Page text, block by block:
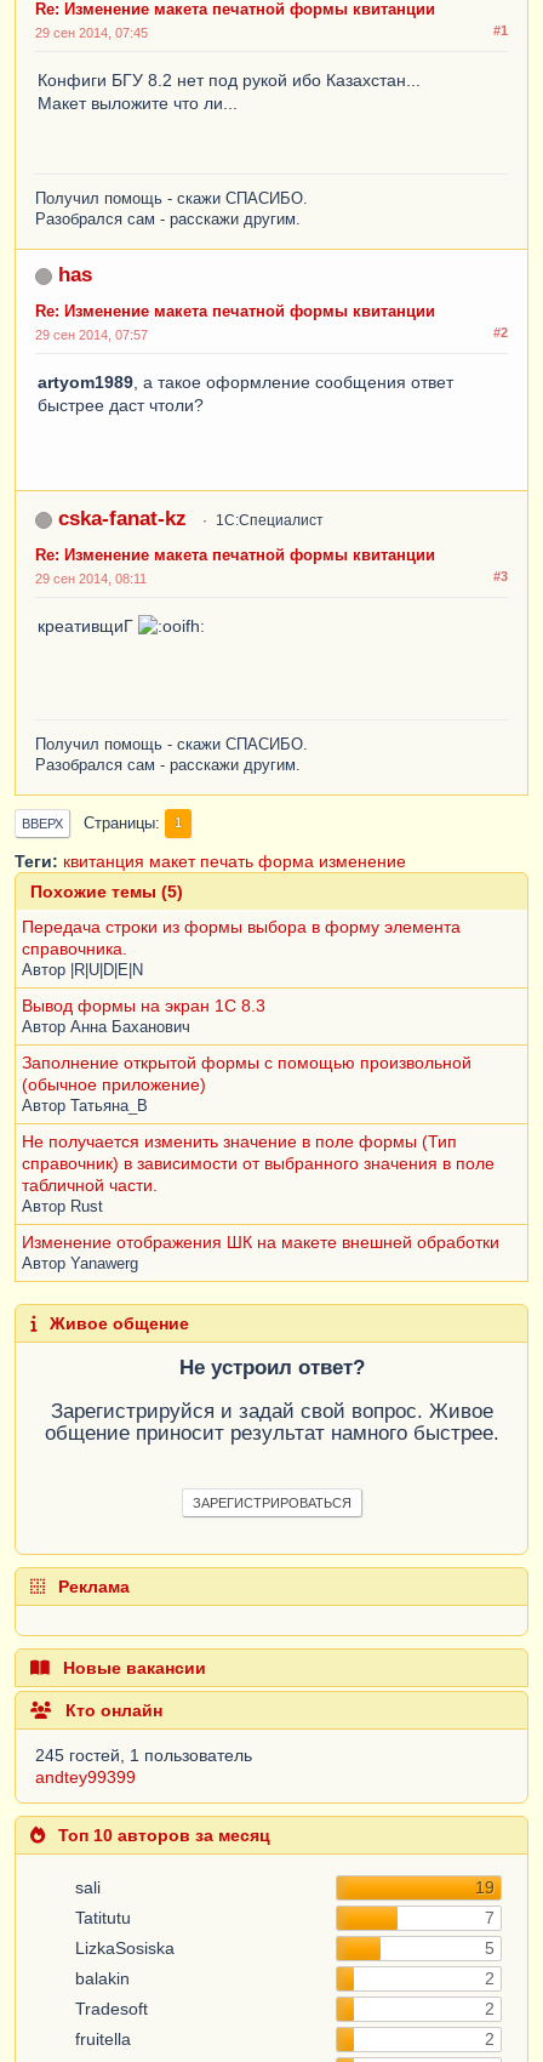
Re: Изменение макета печатной формы квитанции
#1
29 сен 2014, 07:45
Конфиги БГУ 8.2 нет под рукой ибо Казахстан...
Макет выложите что ли...
Получил помощь - скажи СПАСИБО.
Разобрался сам - расскажи другим.
has
Re: Изменение макета печатной формы квитанции
#2
29 сен 2014, 07:57
artyom1989 , а такое оформление сообщения ответ
быстрее даст чтоли?
cska-fanat-kz 1С:Специалист
Re: Изменение макета печатной формы квитанции
#3
29 сен 2014, 08:11
креативщиГ
Получил помощь - скажи СПАСИБО.
Разобрался сам - расскажи другим.
ВВЕРХ Страницы 1
Теги: квитанция макет печать форма изменение
Похожие темы (5)
Передача строки из формы выбора в форму элемента
справочника.
Автор |R|U|D|E|N
Вывод формы на экран 1С 8.3
Автор Анна Баханович
Заполнение открытой формы с помощью произвольной
(обычное приложение)
Автор Татьяна_В
Не получается изменить значение в поле формы (Тип
справочник) в зависимости от выбранного значения в поле
табличной части.
Автор Rust
Изменение отображения ШК на макете внешней обработки
Автор Yanawerg
Живое общение
Не устроил ответ?
Зарегистрируйся и задай свой вопрос. Живое
общение приносит результат намного быстрее.
ЗАРЕГИСТРИРОВАТЬСЯ
Реклама
Новые вакансии
Кто онлайн
245 гостей, 1 пользователь
andtey99399
Топ 10 авторов за месяц
sali
19
Tatitutu
7
LizkaSosiska
5
balakin
2
Tradesoft
2
fruitella
2